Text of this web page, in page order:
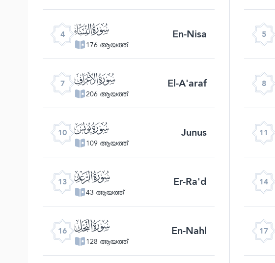
4 ﮐ
176 ആയത്ത്
En-Nisa 5
7 ﮓ
206 ആയത്ത്
El-A'araf 8
10 ﮖ
109 ആയത്ത്
Junus 11
13 ﮙ
43 ആയത്ത്
Er-Ra'd 14
16 ﮜ
128 ആയത്ത്
En-Nahl 17